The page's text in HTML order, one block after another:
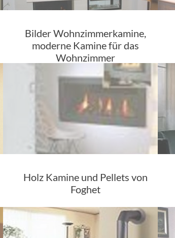
Bilder Wohnzimmerkamine,
moderne Kamine für das
Wohnzimmer
Holz Kamine und Pellets von
Foghet